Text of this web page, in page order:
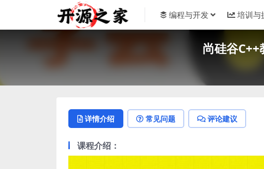
编程与开发 培训与
尚硅谷
详情介绍 常见问题 评论建议
课程介绍：